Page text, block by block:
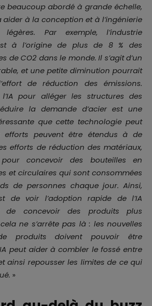
beaucoup abordé à grande échelle,
aider à la conception et à l’ingénierie
Par exemple, l’industrie
à l’origine de plus de 8 % des
de CO2 dans le monde. Il s’agit d’un
et une petite diminution pourrait
de réduction des émissions.
l’IA pour alléger les structures des
la demande d’acier est une
que cette technologie peut
efforts peuvent être étendus à de
efforts de réduction des matériaux,
concevoir des bouteilles en
et circulaires qui sont consommées
de personnes chaque jour. Ainsi,
de voir l’adoption rapide de l’IA
de concevoir des produits plus
ne s’arrête pas là : les nouvelles
produits doivent pouvoir être
peut aider à combler le fossé entre
ainsi repousser les limites de ce qui
»